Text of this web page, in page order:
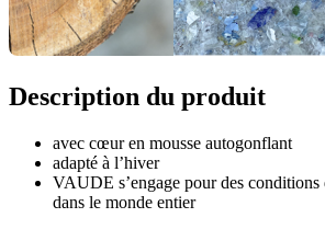
Description du produit
avec cœur en mousse autogonflant
adapté à l’hiver
VAUDE s’engage pour des conditions
dans le monde entier